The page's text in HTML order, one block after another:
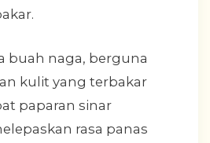
buah naga, berguna
kulit yang terbakar
paparan sinar
rasa panas